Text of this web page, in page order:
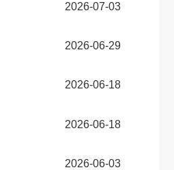
2026-07-03
2026-06-29
2026-06-18
2026-06-18
2026-06-03